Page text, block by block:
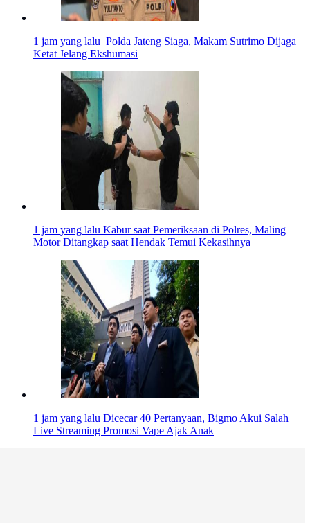
1 jam yang lalu Polda Jateng Siaga, Makam Sutrimo Dijaga
Ketat Jelang Ekshumasi
1 jam yang lalu Kabur saat Pemeriksaan di Polres, Maling
Motor Ditangkap saat Hendak Temui Kekasihnya
1 jam yang lalu Dicecar 40 Pertanyaan, Bigmo Akui Salah
Live Streaming Promosi Vape Ajak Anak